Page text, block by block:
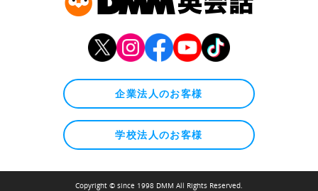
企業法人のお客様
学校法人のお客様
Copyright © since 1998 DMM All Rights Reserved.